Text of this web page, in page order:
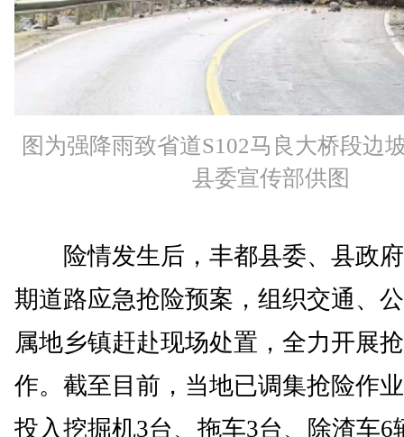
图为强降雨致省道S102马良大桥段边
县委宣传部供图
险情发生后，丰都县委、县政府
期道路应急抢险预案，组织交通、
属地乡镇赶赴现场处置，全力开展
作。截至目前，当地已调集抢险作
投入挖掘机3台、拖车3台、除渣车6